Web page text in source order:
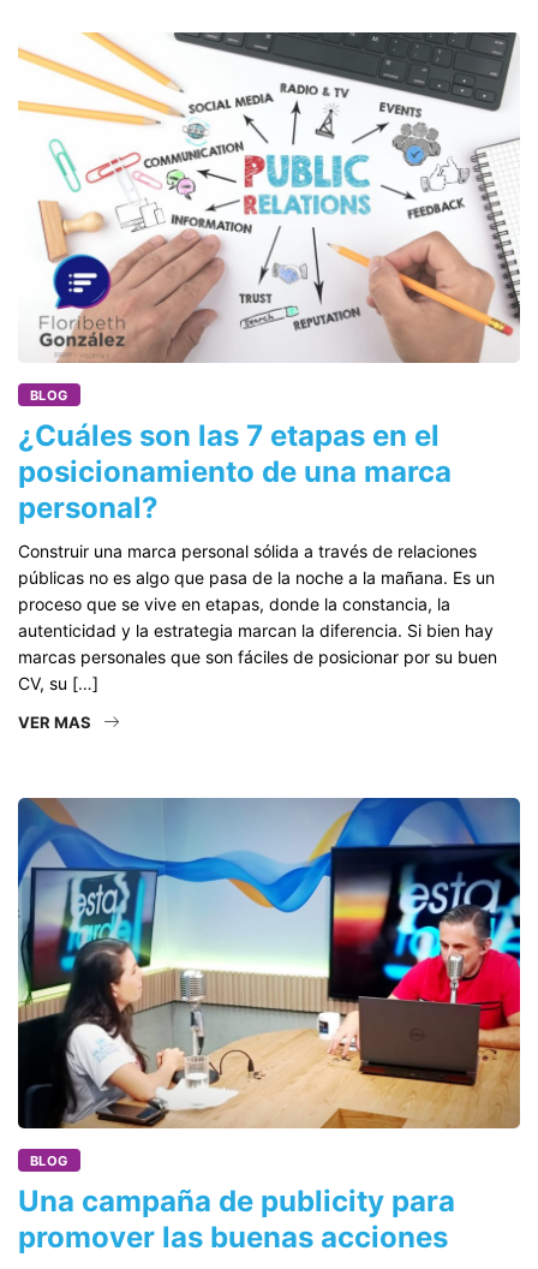
BLOG
¿Cuáles son las 7 etapas en el
posicionamiento de una marca
personal?
Construir una marca personal sólida a través de relaciones
públicas no es algo que pasa de la noche a la mañana. Es un
proceso que se vive en etapas, donde la constancia, la
autenticidad y la estrategia marcan la diferencia. Si bien hay
marcas personales que son fáciles de posicionar por su buen
CV, su […]
VER MAS
BLOG
Una campaña de publicity para
promover las buenas acciones